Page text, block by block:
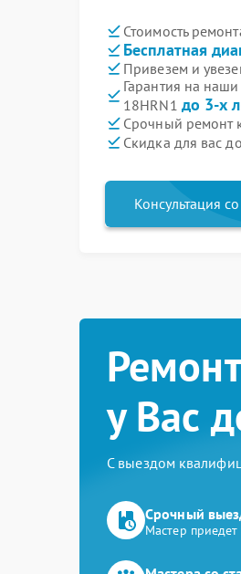
Стоимость
Бесплатная
Привезем и
Гарантия на
18HRN1 до 3-х
Срочный ремонт
Скидка для вас до
Консультация
у Вас
С выездом
Срочный
Мастер